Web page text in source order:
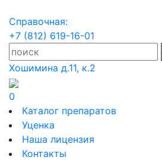
Справочная:
+7 (812) 619-16-01
Хошимина д.11, к.2
0
Каталог препаратов
Уценка
Наша лицензия
Контакты